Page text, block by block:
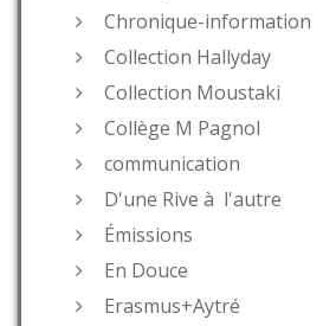
Chronique-information
Collection Hallyday
Collection Moustaki
Collège M Pagnol
communication
D'une Rive à l'autre
Émissions
En Douce
Erasmus+Aytré